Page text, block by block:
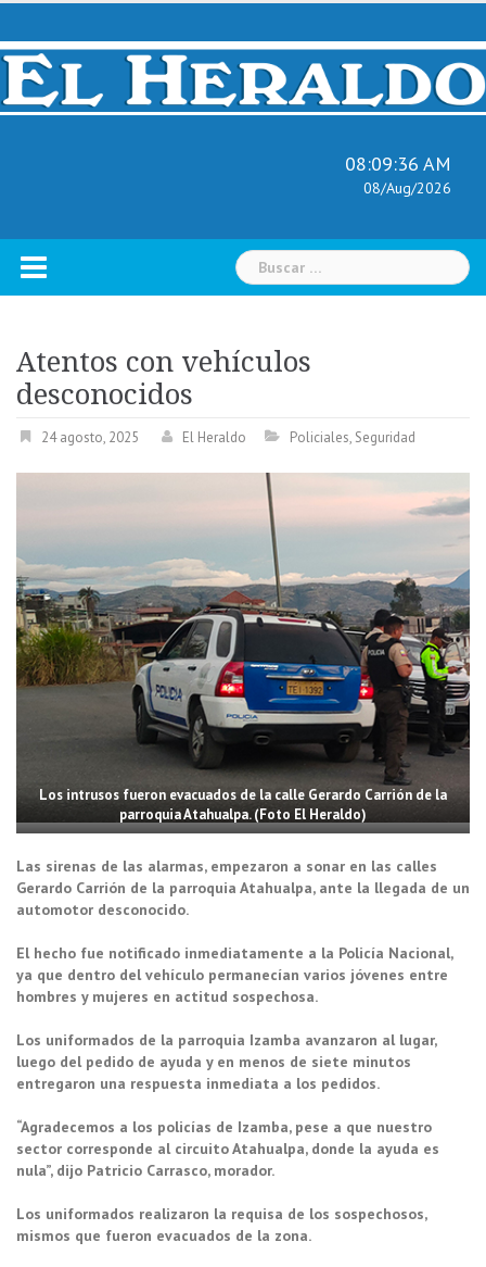
Skip
content
08:09:37 AM
08/Aug/2026
Buscar:
Atentos con vehículos
desconocidos
24 agosto, 2025 El Heraldo Policiales, Seguridad
Los intrusos fueron evacuados de la calle Gerardo Carrión de la
parroquia Atahualpa. (Foto El Heraldo)
Las sirenas de las alarmas, empezaron a sonar en las calles
Gerardo Carrión de la parroquia Atahualpa, ante la llegada de un
automotor desconocido.
El hecho fue notificado inmediatamente a la Policía Nacional,
ya que dentro del vehículo permanecían varios jóvenes entre
hombres y mujeres en actitud sospechosa.
Los uniformados de la parroquia Izamba avanzaron al lugar,
luego del pedido de ayuda y en menos de siete minutos
entregaron una respuesta inmediata a los pedidos.
“Agradecemos a los policías de Izamba, pese a que nuestro
sector corresponde al circuito Atahualpa, donde la ayuda es
nula”, dijo Patricio Carrasco, morador.
Los uniformados realizaron la requisa de los sospechosos,
mismos que fueron evacuados de la zona.